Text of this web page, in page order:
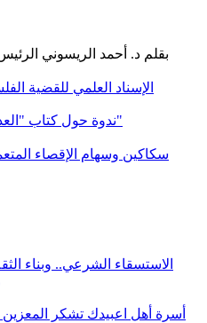
الإسناد العلمي للقضية
ندوة حول كتاب "العدالة الاجتماعية في الإسلام"
سكاكين وسهام الإقصاء
الاستسقاء الشرعي.. وبناء
أسرة أهل اعبيدك تشكر